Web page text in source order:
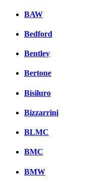
BAW
Bedford
Bentley
Bertone
Bisiluro
Bizzarrini
BLMC
BMC
BMW